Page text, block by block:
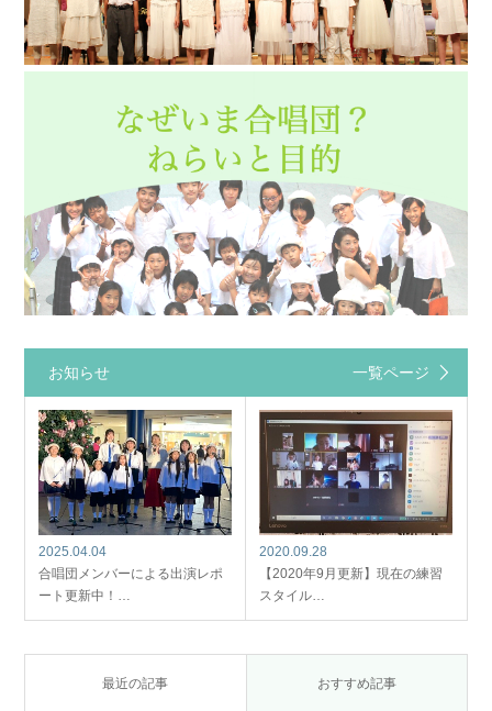
お知らせ 一覧ページ
2025.04.04
合唱団メンバーによる出演レポ
ート更新中！…
2020.09.28
【2020年9月更新】現在の練習
スタイル…
最近の記事 おすすめ記事